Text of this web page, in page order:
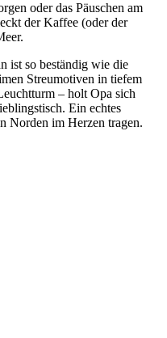
oder das Päuschen am
der Kaffee (oder der
ist so beständig wie die
Streumotiven in tiefem
– holt Opa sich
Ein echtes
Norden im Herzen tragen.